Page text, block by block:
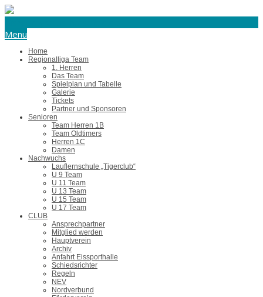
Menu
Home
Regionalliga Team
1. Herren
Das Team
Spielplan und Tabelle
Galerie
Tickets
Partner und Sponsoren
Senioren
Team Herren 1B
Team Oldtimers
Herren 1C
Damen
Nachwuchs
Lauflernschule „Tigerclub“
U 9 Team
U 11 Team
U 13 Team
U 15 Team
U 17 Team
CLUB
Ansprechpartner
Mitglied werden
Hauptverein
Archiv
Anfahrt Eissporthalle
Schiedsrichter
Regeln
NEV
Nordverbund